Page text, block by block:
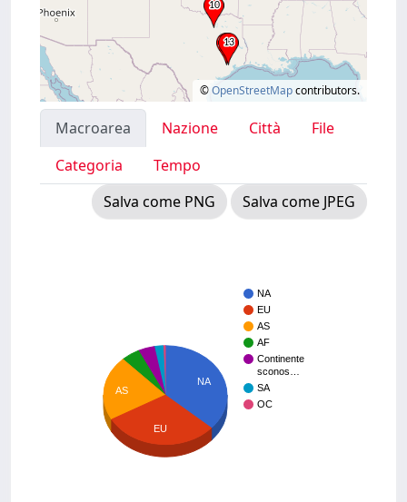
©OpenStreetMapcontributors.
Macroarea Nazione Città
File
Categoria
Tempo
Salva come PNG
Salva come JPEG
NA
EU
AS
AF
Continente
sconos…
SA
OC
NA
AS
EU